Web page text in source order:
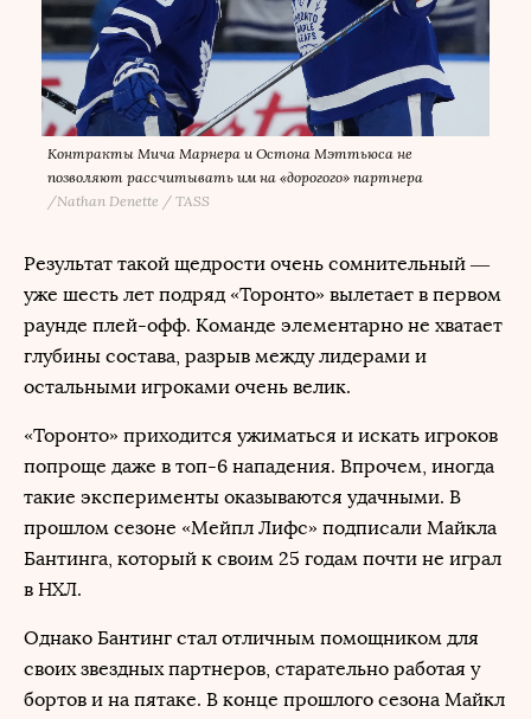
Контракты Мича Марнера и Остона Мэттьюса не
позволяют рассчитывать им на «дорогого» партнера
/Nathan Denette / TASS
Результат такой щедрости очень сомнительный —
уже шесть лет подряд «Торонто» вылетает в первом
раунде плей-офф. Команде элементарно не хватает
глубины состава, разрыв между лидерами и
остальными игроками очень велик.
«Торонто» приходится ужиматься и искать игроков
попроще даже в топ-6 нападения. Впрочем, иногда
такие эксперименты оказываются удачными. В
прошлом сезоне «Мейпл Лифс» подписали Майкла
Бантинга, который к своим 25 годам почти не играл
в НХЛ.
Однако Бантинг стал отличным помощником для
своих звездных партнеров, старательно работая у
бортов и на пятаке. В конце прошлого сезона Майкл